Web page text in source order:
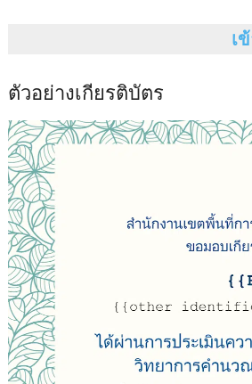
เ
ตัวอย่างเกียรติบัตร